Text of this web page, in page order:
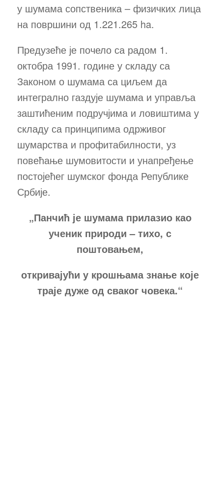
у шумама сопственика – физичких лица
на површини од 1.221.265 ha.
Предузеће је почело са радом 1.
октобра 1991. године у складу са
Законом о шумама са циљем да
интегрално газдује шумама и управља
заштићеним подручјима и ловиштима у
складу са принципима одрживог
шумарства и профитабилности, уз
повећање шумовитости и унапређење
постојећег шумског фонда Републике
Србије.
„Панчић је шумама прилазио као
ученик природи – тихо, с
поштовањем,
откривајући у крошњама знање које
траје дуже од сваког човека.“